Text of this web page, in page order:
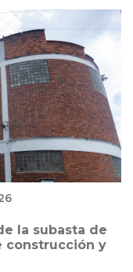
la subasta de
construcción y